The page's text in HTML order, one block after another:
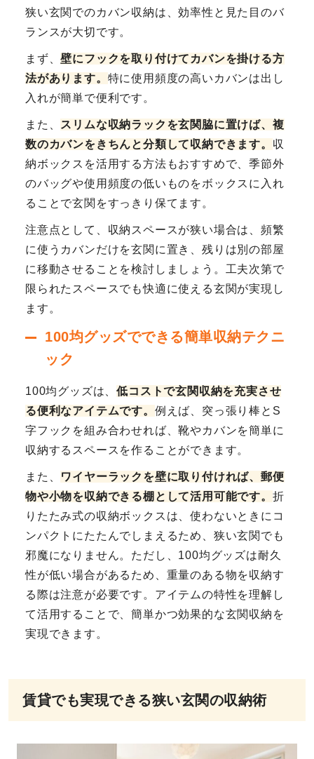
狭い玄関でのカバン収納は、効率性と見た目のバ
ランスが大切です。
まず、壁にフックを取り付けてカバンを掛ける方
法があります。 特に使用頻度の高いカバンは出し
入れが簡単で便利です。
また、 スリムな収納ラックを玄関脇に置けば、複
数のカバンをきちんと分類して収納できます。 収
納ボックスを活用する方法もおすすめで、季節外
のバッグや使用頻度の低いものをボックスに入れ
ることで玄関をすっきり保てます。
注意点として、収納スペースが狭い場合は、頻繁
に使うカバンだけを玄関に置き、残りは別の部屋
に移動させることを検討しましょう。工夫次第で
限られたスペースでも快適に使える玄関が実現し
ます。
100均グッズでできる簡単収納テクニ
ック
100均グッズは、低コストで玄関収納を充実させ
る便利なアイテムです。 例えば、突っ張り棒とS
字フックを組み合わせれば、靴やカバンを簡単に
収納するスペースを作ることができます。
また、 ワイヤーラックを壁に取り付ければ、郵便
物や小物を収納できる棚として活用可能です。 折
りたたみ式の収納ボックスは、使わないときにコ
ンパクトにたたんでしまえるため、狭い玄関でも
邪魔になりません。ただし、100均グッズは耐久
性が低い場合があるため、重量のある物を収納す
る際は注意が必要です。アイテムの特性を理解し
て活用することで、簡単かつ効果的な玄関収納を
実現できます。
賃貸でも実現できる狭い玄関の収納術